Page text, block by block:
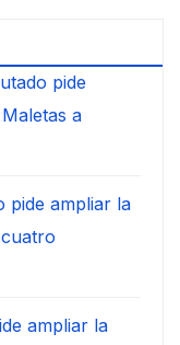
pide
a
pide ampliar la
ampliar la